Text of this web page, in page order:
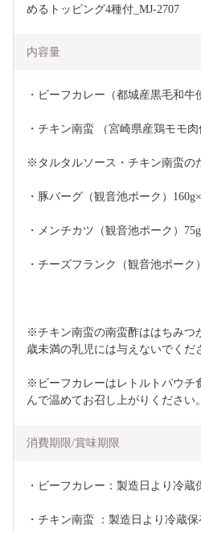
めるトッピング4種付_MJ-2707
内容量
・ビーフカレー（都城産黒毛和牛
・チキン南蛮 （宮崎県産鶏モモ
※タルタルソース・チキン南蛮の
・豚バーグ（観音池ポーク）
・メンチカツ（観音池ポーク）
・チーズフランク（観音池ポーク
※チキン南蛮の南蛮酢ははちみつ
歳未満の乳児には与えないでくだ
※ビーフカレーはレトルトパウチ
んで温めてお召し上がりください。
消費期限/賞味期限
・ビーフカレー：製造日より冷蔵
・チキン南蛮 ：製造日より冷蔵保